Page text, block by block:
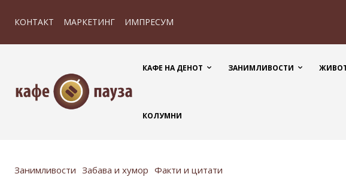
КОНТАКТ МАРКЕТИНГ ИМПРЕСУМ
КАФЕ НА ДЕНОТ ЗАНИМЛИВОСТИ
КОЛУМНИ
Занимливости Забава и хумор Факти и цитати